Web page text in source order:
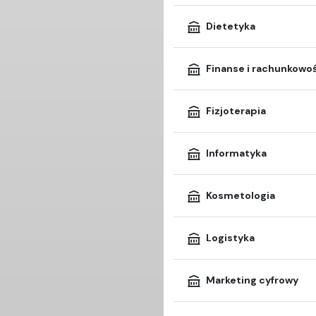
Dietetyka
Finanse i
Fizjoterapia
Informatyka
Kosmetologia
Logistyka
Marketing cyfrowy